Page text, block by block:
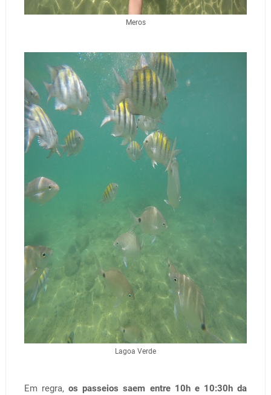
Meros
Lagoa Verde
Em regra,os passeios saem entre 10h e 10:30h da